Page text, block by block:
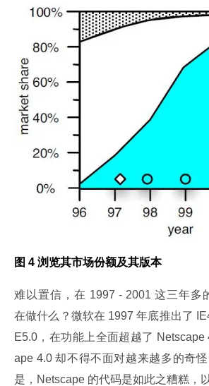
图 4 浏览其市场份额及其版本
难以置信，在 1997 - 2001 这三年多
在做什么？微软在 1997 年底推出了
E5.0，在功能上全面超越了
ape 4.0 却不得不面对越来越多的奇
是，Netscape 的代码是如此之糟糕，